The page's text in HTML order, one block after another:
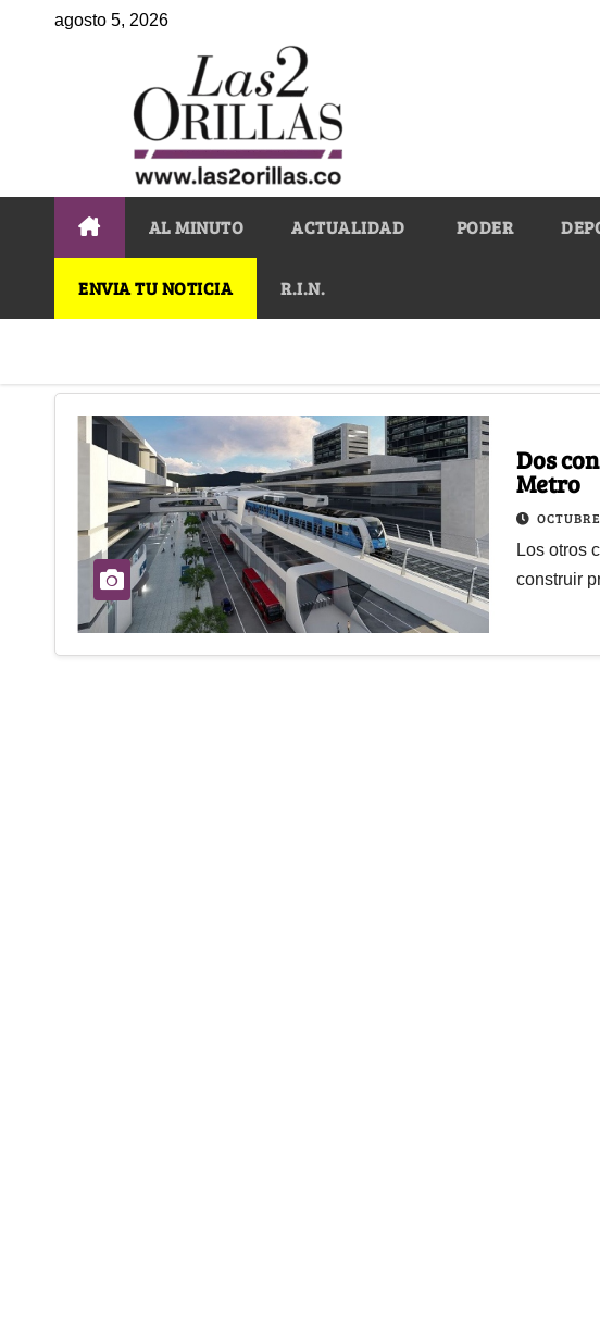
agosto 5, 2026
AL MINUTO ACTUALIDAD PODER
ENVIA TU NOTICIA R.I.N.
Dos
Metro
Los otros
construir